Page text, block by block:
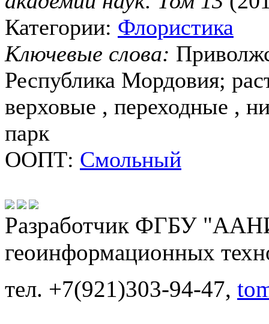
Категории: Флористика
Ключевые слова:
Республика Мордовия;
верховые , переходные ,
парк
ООПТ: Смольный
Разработчик ФГБУ
геоинформационных
тел. +7(921)303-94-47,